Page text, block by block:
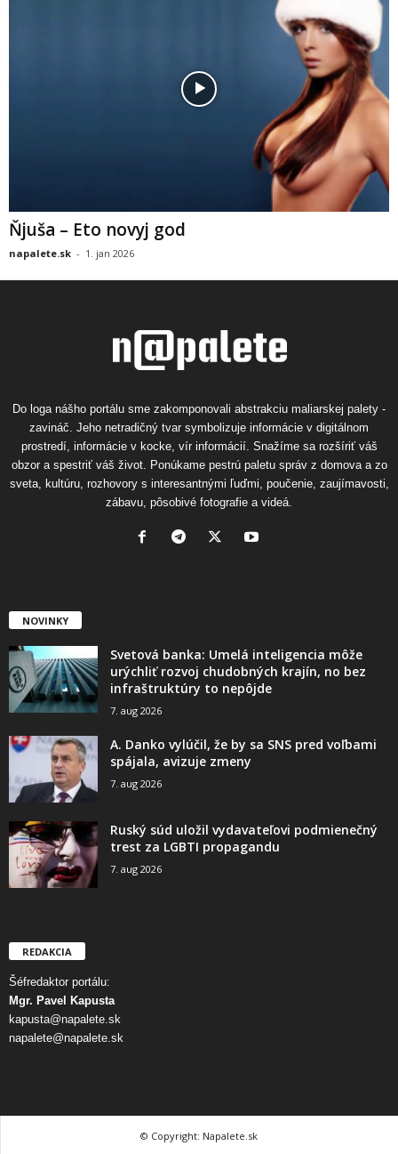
Ňjuša – Eto novyj god
napalete.sk - 1. jan 2026
Do loga nášho portálu sme zakomponovali abstrakciu maliarskej palety -
zavináč. Jeho netradičný tvar symbolizuje informácie v digitálnom
prostredí, informácie v kocke, vír informácií. Snažíme sa rozšíriť váš
obzor a spestriť váš život. Ponúkame pestrú paletu správ z domova a zo
sveta, kultúru, rozhovory s interesantnými ľuďmi, poučenie, zaujímavosti,
zábavu, pôsobivé fotografie a videá.
NOVINKY
Svetová banka: Umelá inteligencia môže
urýchliť rozvoj chudobných krajín, no bez
infraštruktúry to nepôjde
7. aug 2026
A. Danko vylúčil, že by sa SNS pred voľbami
spájala, avizuje zmeny
7. aug 2026
Ruský súd uložil vydavateľovi podmienečný
trest za LGBTI propagandu
7. aug 2026
REDAKCIA
Šéfredaktor portálu:
Mgr. Pavel Kapusta
kapusta@napalete.sk
napalete@napalete.sk
© Copyright: Napalete.sk